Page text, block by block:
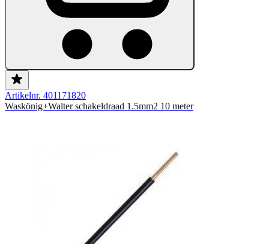
Artikelnr. 401171820
Waskönig+Walter schakeldraad 1.5mm2 10 meter